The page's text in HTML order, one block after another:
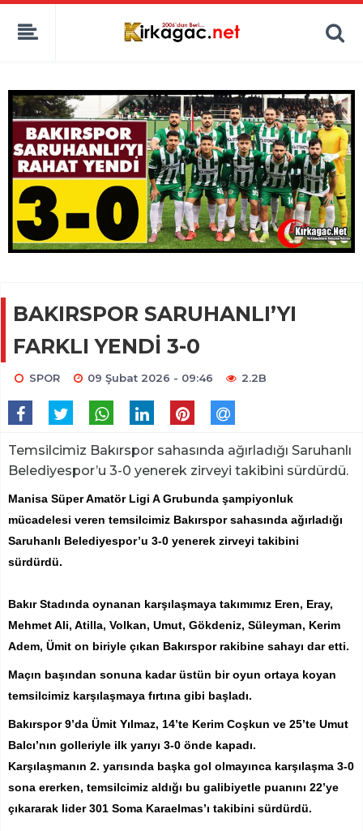
BAKIRSPOR SARUHANLI’YI
FARKLI YENDİ 3-0
SPOR 09 Şubat 2026 - 09:46 2.2B
Temsilcimiz Bakırspor sahasında ağırladığı Saruhanlı
Belediyespor’u 3-0 yenerek zirveyi takibini sürdürdü.
Manisa Süper Amatör Ligi A Grubunda şampiyonluk
mücadelesi veren temsilcimiz Bakırspor sahasında ağırladığı
Saruhanlı Belediyespor’u 3-0 yenerek zirveyi takibini
sürdürdü.
Bakır Stadında oynanan karşılaşmaya takımımız Eren, Eray,
Mehmet Ali, Atilla, Volkan, Umut, Gökdeniz, Süleyman, Kerim
Adem, Ümit on biriyle çıkan Bakırspor rakibine sahayı dar etti.
Maçın başından sonuna kadar üstün bir oyun ortaya koyan
temsilcimiz karşılaşmaya fırtına gibi başladı.
Bakırspor 9’da Ümit Yılmaz, 14’te Kerim Coşkun ve 25’te Umut
Balcı’nın golleriyle ilk yarıyı 3-0 önde kapadı.
Karşılaşmanın 2. yarısında başka gol olmayınca karşılaşma 3-0
sona ererken, temsilcimiz aldığı bu galibiyetle puanını 22’ye
çıkararak lider 301 Soma Karaelmas’ı takibini sürdürdü.